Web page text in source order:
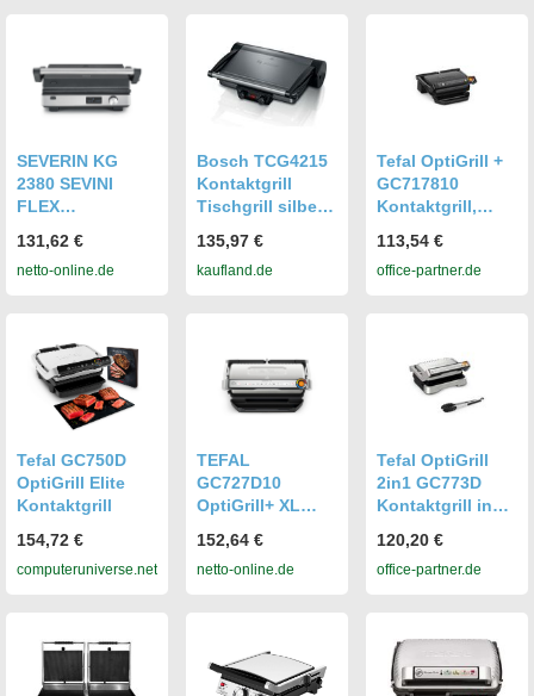
SEVERIN KG
2380 SEVINI
FLEX
131,62 €
netto-online.de
Bosch TCG4215
Kontaktgrill
Tischgrill silber
135,97 €
kaufland.de
Tefal OptiGrill +
GC717810
Kontaktgrill,
113,54 €
office-partner.de
Tefal GC750D
OptiGrill Elite
Kontaktgrill
154,72 €
computeruniverse.net
TEFAL
GC727D10
OptiGrill+ XL
152,64 €
netto-online.de
Tefal OptiGrill
2in1 GC773D
Kontaktgrill inkl.
120,20 €
office-partner.de